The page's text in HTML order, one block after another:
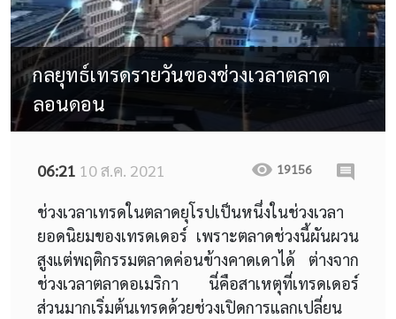
กลยุทธ์เทรดรายวันของช่วงเวลาตลาด
ลอนดอน
06:21 10 ส.ค. 2021 19156
ช่วงเวลาเทรดในตลาดยุโรปเป็นหนึ่งในช่วงเวลา
ยอดนิยมของเทรดเดอร์ เพราะตลาดช่วงนี้ผันผวน
สูงแต่พฤติกรรมตลาดค่อนข้างคาดเดาได้ ต่างจาก
ช่วงเวลาตลาดอเมริกา นี่คือสาเหตุที่เทรดเดอร์
ส่วนมากเริ่มต้นเทรดด้วยช่วงเปิดการแลกเปลี่ยน